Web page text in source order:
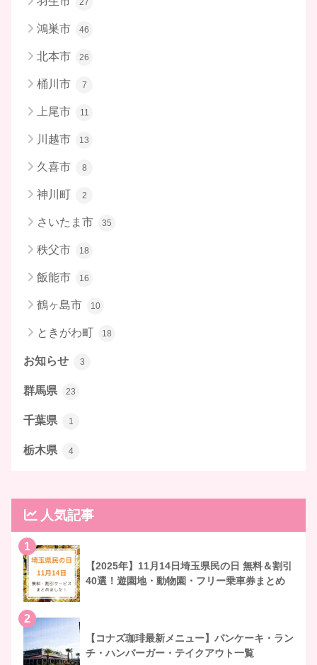
27
鴻巣市 46
北本市 26
桶川市 7
上尾市 11
川越市 13
久喜市 8
神川町 2
さいたま市 35
秩父市 18
飯能市 16
鶴ヶ島市 10
ときがわ町 18
お知らせ 3
群馬県 23
千葉県 1
栃木県 4
人気記事
1
【2025年】11月14日埼玉県民の日 無料＆割引
40選！遊園地・動物園・フリー乗車券まとめ
2
【コナズ珈琲最新メニュー】パンケーキ・ラン
チ・ハンバーガー・テイクアウト一覧